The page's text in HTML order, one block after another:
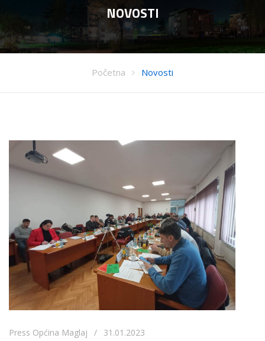
NOVOSTI
Početna Novosti
Press Općina Maglaj / 31.01.2023